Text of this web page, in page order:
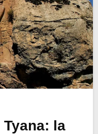
Tyana: la